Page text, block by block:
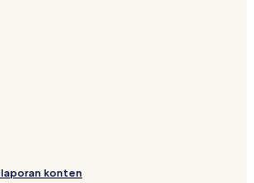
konten